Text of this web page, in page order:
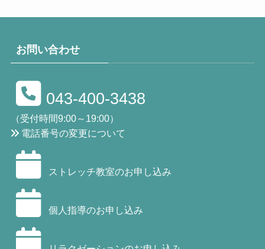
お問い合わせ
043-400-3438
（受付時間9:00～19:00）
電話番号の変更について
ストレッチ教室のお申し込み
個人指導のお申し込み